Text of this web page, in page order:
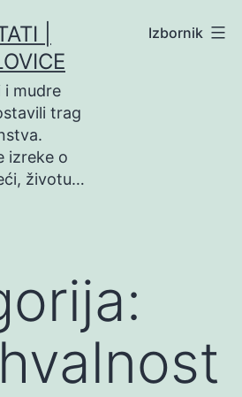
|
i mudre
trag
izreke o
životu…
Izbornik